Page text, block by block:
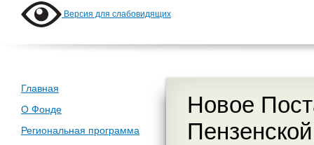
Версия для слабовидящих
Главная
О Фонде
Региональная программа
Новое